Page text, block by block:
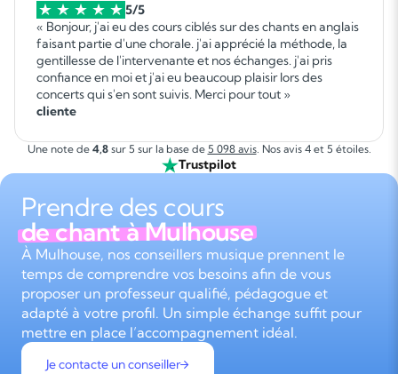
5/5
« Bonjour, j'ai eu des cours ciblés sur des chants en anglais
faisant partie d'une chorale. j'ai apprécié la méthode, la
gentillesse de l'intervenante et nos échanges. j'ai pris
confiance en moi et j'ai eu beaucoup plaisir lors des
concerts qui s'en sont suivis. Merci pour tout »
cliente
Une note de 4,8sur 5 sur la base de 5 098 avis. Nos avis 4 et 5 étoiles.
Trustpilot
Prendre des cours
de chant à Mulhouse
À Mulhouse, nos conseillers musique prennent le
temps de comprendre vos besoins afin de vous
proposer un professeur qualifié, pédagogue et
adapté à votre profil. Un simple échange suffit pour
mettre en place l’accompagnement idéal.
Je contacte un conseiller